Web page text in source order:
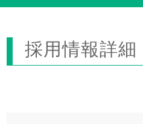
採用情報詳細